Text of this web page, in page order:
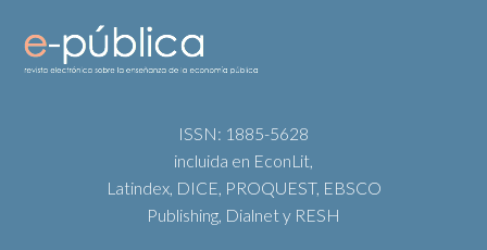
ISSN: 1885-5628
incluida en EconLit,
Latindex, DICE, PROQUEST, EBSCO
Publishing, Dialnet y RESH